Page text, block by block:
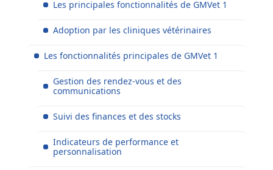
Les principales fonctionnalités de GMVet 1
Adoption par les cliniques vétérinaires
Les fonctionnalités principales de GMVet 1
Gestion des rendez-vous et des
communications
Suivi des finances et des stocks
Indicateurs de performance et
personnalisation